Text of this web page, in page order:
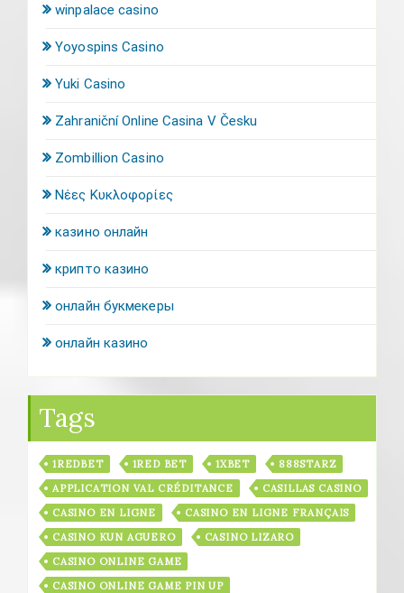
winpalace casino
Yoyospins Casino
Yuki Casino
Zahraniční Online Casina V Česku
Zombillion Casino
Νέες Κυκλοφορίες
казино онлайн
крипто казино
онлайн букмекеры
онлайн казино
Tags
1REDBET 1RED BET 1XBET
888STARZ
APPLICATION VAL CRÉDITANCE
CASILLAS CASINO
CASINO EN LIGNE
CASINO EN LIGNE FRANÇAIS
CASINO KUN AGUERO
CASINO LIZARO
CASINO ONLINE GAME
CASINO ONLINE GAME PIN UP